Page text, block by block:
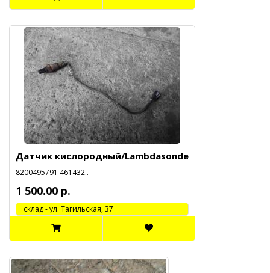
Датчик кислородный/Lambdasonde
8200495791 461432..
1 500.00 р.
cклад - ул. Тагильская, 37